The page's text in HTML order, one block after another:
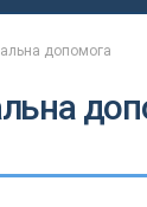
допомога